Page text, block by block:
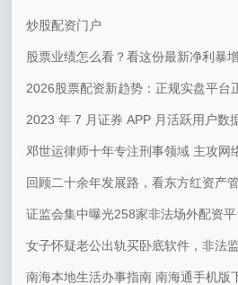
炒股配资门户
股票业绩怎么看？看这份最新净利暴
2026股票配资新趋势：正规实盘平台
2023 年 7 月证券 APP 月活跃用户数
邓世运律师十年专注刑事领域 主攻网
回顾二十余年发展路，看东方红资产
证监会集中曝光258家非法场外配资
女子怀疑老公出轨买卧底软件，非法
南海本地生活办事指南 南海通手机版